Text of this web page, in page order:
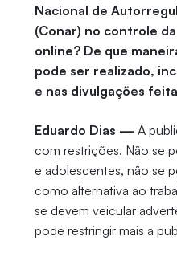
Nacional de
(Conar) no controle
online? De que
pode ser realizado,
e nas divulgações
Eduardo Dias — A
com restrições. Não se
e adolescentes, não se
como alternativa ao
se devem veicular
pode restringir mais a